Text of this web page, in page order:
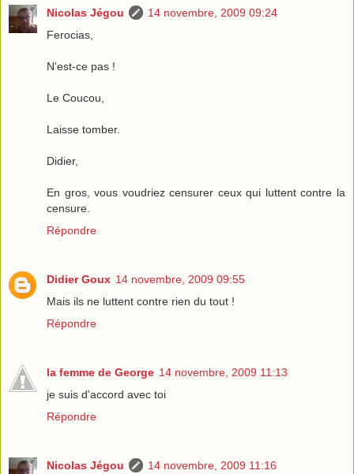
Nicolas Jégou
14 novembre, 2009 09:24
Ferocias,
N'est-ce pas !
Le Coucou,
Laisse tomber.
Didier,
En gros, vous voudriez censurer ceux qui luttent contre la
censure.
Répondre
Didier Goux 14 novembre, 2009 09:55
Mais ils ne luttent contre rien du tout !
Répondre
la femme de George 14 novembre, 2009 11:13
je suis d'accord avec toi
Répondre
Nicolas Jégou
14 novembre, 2009 11:16